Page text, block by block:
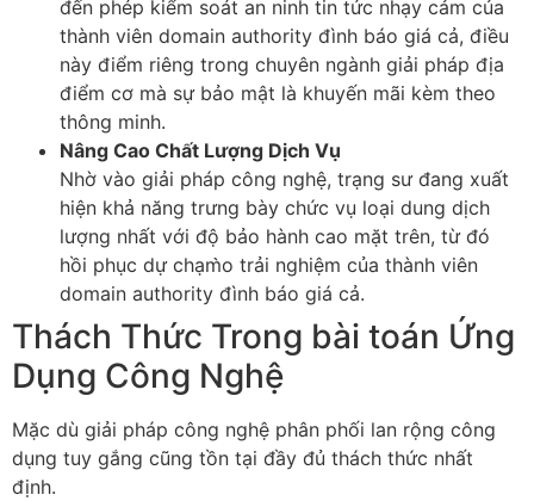
đến phép kiểm soát an ninh tin tức nhạy cảm của
thành viên domain authority đình báo giá cả, điều
này điểm riêng trong chuyên ngành giải pháp địa
điểm cơ mà sự bảo mật là khuyến mãi kèm theo
thông minh.
Nâng Cao Chất Lượng Dịch Vụ
Nhờ vào giải pháp công nghệ, trạng sư đang xuất
hiện khả năng trưng bày chức vụ loại dung dịch
lượng nhất với độ bảo hành cao mặt trên, từ đó
hồi phục dự chạm̀o trải nghiệm của thành viên
domain authority đình báo giá cả.
Thách Thức Trong bài toán Ứng
Dụng Công Nghệ
Mặc dù giải pháp công nghệ phân phối lan rộng công
dụng tuy gắng cũng tồn tại đầy đủ thách thức nhất
định.